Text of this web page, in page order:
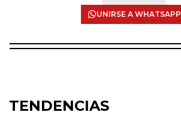
UNIRSE A WHATSAPP
TENDENCIAS